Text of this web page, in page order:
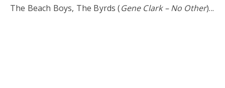
The Beach Boys, The Byrds (Gene Clark – No Other)...